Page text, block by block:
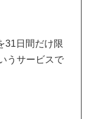
31日間だけ限
うサービスで